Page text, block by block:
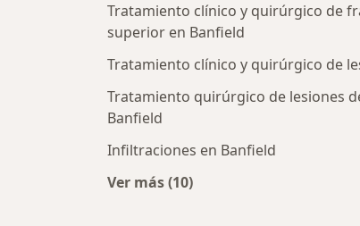
Tratamiento clínico y quirúrgico de
superior en Banfield
Tratamiento clínico y quirúrgico de
Tratamiento quirúrgico de lesiones
Banfield
Infiltraciones en Banfield
Ver más (10)